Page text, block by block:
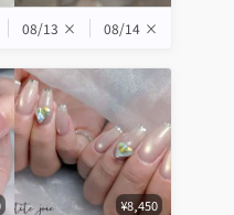
08/13 × 08/14 ×
¥8,450